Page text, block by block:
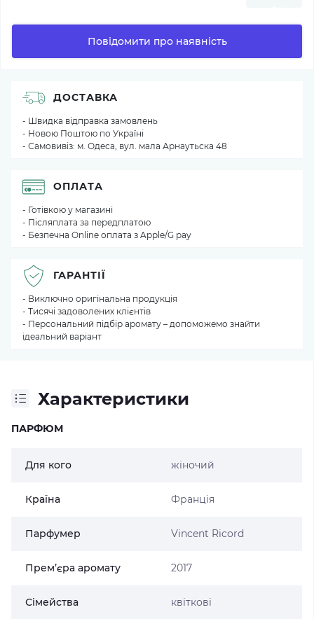
Повідомити про наявність
Характеристики
ПАРФЮМ
Для кого жіночий
Країна Франція
Парфумер Vincent Ricord
Прем’єра аромату 2017
Сімейства квіткові
ДОСТАВКА
- Швидка відправка замовлень
- Новою Поштою по Україні
- Самовивіз: м. Одеса, вул. мала Арнаутьска 48
ОПЛАТА
- Готівкою у магазині
- Післяплата за передплатою
- Безпечна Online оплата з Apple/G pay
ГАРАНТІЇ
- Виключно оригінальна продукція
- Тисячі задоволених клієнтів
- Персональний підбір аромату – допоможемо знайти
ідеальний варіант